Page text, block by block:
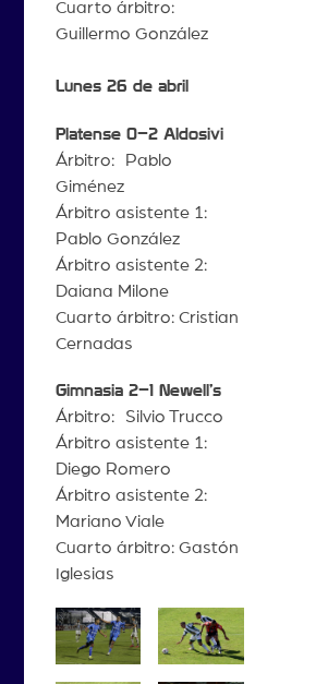
Cuarto árbitro:
Guillermo González
Lunes 26 de abril
Platense 0–2 Aldosivi
Árbitro: Pablo
Giménez
Árbitro asistente 1:
Pablo González
Árbitro asistente 2:
Daiana Milone
Cuarto árbitro: Cristian
Cernadas
Gimnasia 2–1 Newell’s
Árbitro: Silvio Trucco
Árbitro asistente 1:
Diego Romero
Árbitro asistente 2:
Mariano Viale
Cuarto árbitro: Gastón
Iglesias